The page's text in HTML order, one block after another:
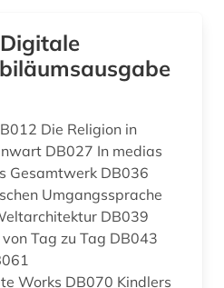
angewandte linguistik (1)
angloamerikanischer kulturraum (1)
annotierte sprachdatenbank (1)
Griechenland (Altertum) (2)
DB027 In medias
Gesamtwerk DB036
Umgangssprache
DB039
Tag zu Tag DB043
Works DB070 Kindlers